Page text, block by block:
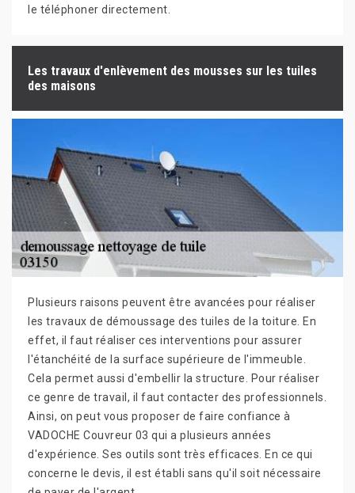
le téléphoner directement.
Les travaux d'enlèvement des mousses sur les tuiles
des maisons
Plusieurs raisons peuvent être avancées pour réaliser
les travaux de démoussage des tuiles de la toiture. En
effet, il faut réaliser ces interventions pour assurer
l'étanchéité de la surface supérieure de l'immeuble.
Cela permet aussi d'embellir la structure. Pour réaliser
ce genre de travail, il faut contacter des professionnels.
Ainsi, on peut vous proposer de faire confiance à
VADOCHE Couvreur 03 qui a plusieurs années
d'expérience. Ses outils sont très efficaces. En ce qui
concerne le devis, il est établi sans qu'il soit nécessaire